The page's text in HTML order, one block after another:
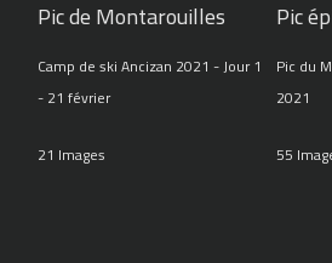
Pic de Montarouilles
Camp de ski Ancizan 2021 - Jour 1
- 21 février
21 Images
Pic
Pic du
2021
55